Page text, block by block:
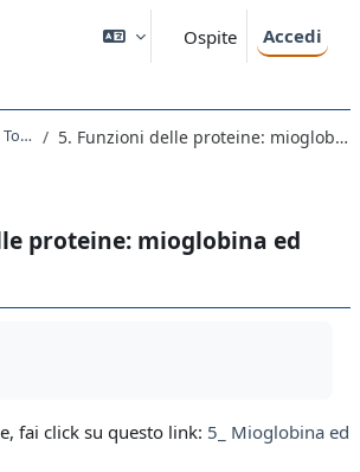
Ospite Accedi
Topic 2 5. Funzioni delle proteine: mioglobina ed emoglobina
proteine: mioglobina ed
fai click su questo link: 5_ Mioglobina ed